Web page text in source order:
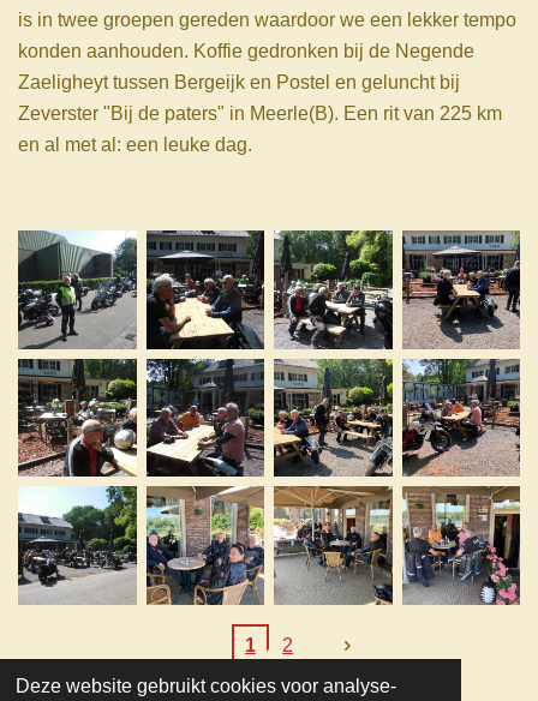
Deze website gebruikt cookies voor analyse-
is in twee groepen gereden waardoor we een lekker tempo
konden aanhouden. Koffie gedronken bij de Negende
Zaeligheyt tussen Bergeijk en Postel en geluncht bij
Zeverster "Bij de paters" in Meerle(B). Een rit van 225 km
en al met al: een leuke dag.
1 2